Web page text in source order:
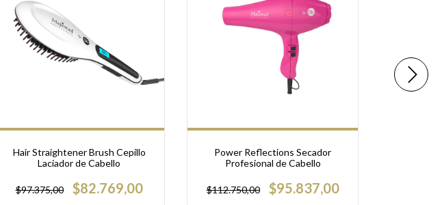
Hair Straightener Brush Cepillo
Laciador de Cabello
$97.375,00 $82.769,00
Power Reflections Secador
Profesional de Cabello
$112.750,00 $95.837,00